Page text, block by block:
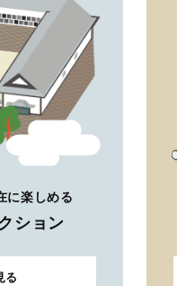
に楽しめる
ション
る